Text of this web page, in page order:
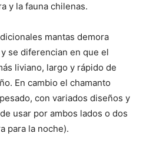
y la fauna chilenas.
mantas demora
se diferencian en que el
liviano, largo y rápido de
En cambio el chamanto
con variados diseños y
usar por ambos lados o dos
para la noche).